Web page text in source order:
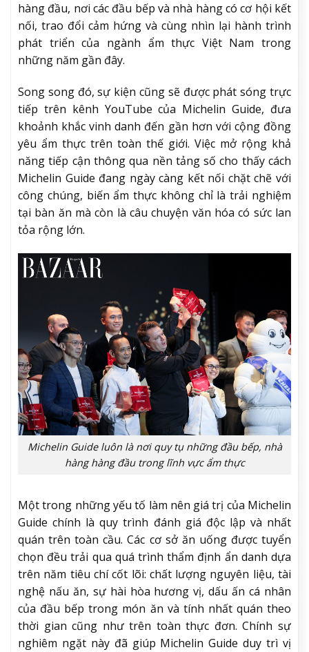
hàng đầu, nơi các đầu bếp và nhà hàng có cơ hội kết
nối, trao đổi cảm hứng và cùng nhìn lại hành trình
phát triển của ngành ẩm thực Việt Nam trong
những năm gần đây.
Song song đó, sự kiện cũng sẽ được phát sóng trực
tiếp trên kênh YouTube của Michelin Guide, đưa
khoảnh khắc vinh danh đến gần hơn với cộng đồng
yêu ẩm thực trên toàn thế giới. Việc mở rộng khả
năng tiếp cận thông qua nền tảng số cho thấy cách
Michelin Guide đang ngày càng kết nối chặt chẽ với
công chúng, biến ẩm thực không chỉ là trải nghiệm
tại bàn ăn mà còn là câu chuyện văn hóa có sức lan
tỏa rộng lớn.
Michelin Guide luôn là nơi quy tụ những đầu bếp, nhà
hàng hàng đầu trong lĩnh vực ẩm thực
Một trong những yếu tố làm nên giá trị của Michelin
Guide chính là quy trình đánh giá độc lập và nhất
quán trên toàn cầu. Các cơ sở ăn uống được tuyển
chọn đều trải qua quá trình thẩm định ẩn danh dựa
trên năm tiêu chí cốt lõi: chất lượng nguyên liệu, tài
nghệ nấu ăn, sự hài hòa hương vị, dấu ấn cá nhân
của đầu bếp trong món ăn và tính nhất quán theo
thời gian cũng như trên toàn thực đơn. Chính sự
nghiêm ngặt này đã giúp Michelin Guide duy trì vị